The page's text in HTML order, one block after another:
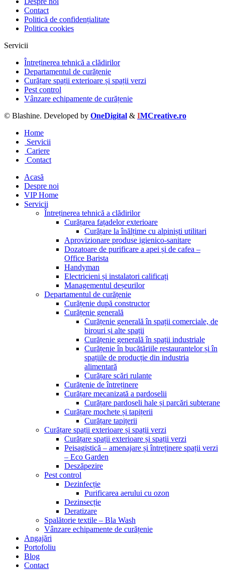
Contact
Politică de confidențialitate
Politica cookies
Servicii
Întreținerea tehnică a clădirilor
Departamentul de curățenie
Curățare spații exterioare și spații verzi
Pest control
Vânzare echipamente de curățenie
© Blashine. Developed by OneDigital & IMCreative.ro
Home
Servicii
Cariere
Contact
Acasă
Despre noi
VIP Home
Servicii
Întreținerea tehnică a clădirilor
Curățarea fațadelor exterioare
Curățare la înălțime cu alpiniști utilitari
Aprovizionare produse igienico-sanitare
Dozatoare de purificare a apei și de cafea –
Office Barista
Handyman
Electricieni și instalatori calificați
Managementul deșeurilor
Departamentul de curățenie
Curățenie după constructor
Curățenie generală
Curățenie generală în spații comerciale, de
birouri și alte spații
Curățenie generală în spații industriale
Curățenie în bucătăriile restaurantelor și în
spațiile de producție din industria
alimentară
Curățare scări rulante
Curățenie de întreținere
Curățare mecanizată a pardoselii
Curățare pardoseli hale și parcări subterane
Curățare mochete și tapițerii
Curățare tapițerii
Curățare spații exterioare și spații verzi
Curățare spații exterioare și spații verzi
Peisagistică – amenajare și întreținere spații verzi
– Eco Garden
Deszăpezire
Pest control
Dezinfecție
Purificarea aerului cu ozon
Dezinsecție
Deratizare
Spalătorie textile – Bla Wash
Vânzare echipamente de curățenie
Angajări
Portofoliu
Blog
Contact